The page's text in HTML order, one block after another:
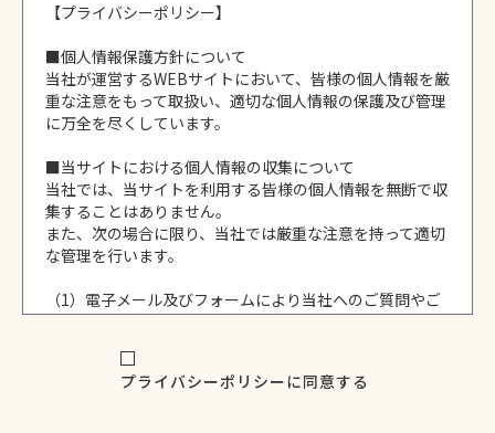
【プライバシーポリシー】
■個人情報保護方針について
当社が運営するWEBサイトにおいて、皆様の個人情報を厳
重な注意をもって取扱い、適切な個人情報の保護及び管理
に万全を尽くしています。
■当サイトにおける個人情報の収集について
当社では、当サイトを利用する皆様の個人情報を無断で収
集することはありません。
また、次の場合に限り、当社では厳重な注意を持って適切
な管理を行います。
（1）電子メール及びフォームにより当社へのご質問やご
意見をいただいた場合。
をいただいた場合。
（3）電子メール及び電話によるお問い合わせ及びご予約
プ
ラ
プライバシーポリシーに同意する